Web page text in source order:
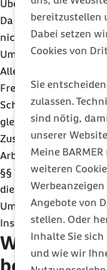
bereitzustellen
Dabei setzen
Cookies von
Sie
zulassen.
sind nötig,
unserer
Meine
weiteren
Angebote von
stellen. Oder
Inhalte Sie sich
und wie wir
Übergangsregelung
Da die Teilnehmer
nicht als
Umlageverfahren U1
Allerdings werden
Freiwilligendienst
Schutzrechte den
gleichgestellt. Daher
Zuschuss zum
Arbeitsentgelt bei
§§ 11 und 14 MuSchG.
die Teilnehmer am
Umlageverfahren U2
Insolvenzgeldumlage
Welche